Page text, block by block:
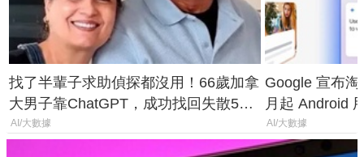
找了半輩子求助偵探都沒用！66歲加拿
大男子靠ChatGPT，成功找回失散50
年家人
AI/大數據
Google 宣布
月起 Android
AI/大數據